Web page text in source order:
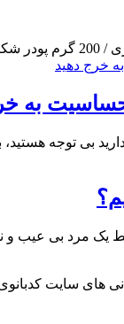
کره
به
بی توجه
یک مرد بی عیب و
های سایت کدبانوی